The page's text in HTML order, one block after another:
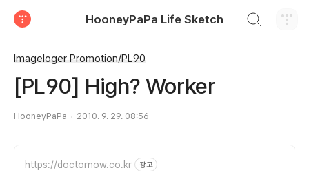
HooneyPaPa Life Sketch
Imageloger Promotion/PL90
[PL90] High? Worker
HooneyPaPa 2010. 9. 29. 08:56
https://doctornow.co.kr 광고